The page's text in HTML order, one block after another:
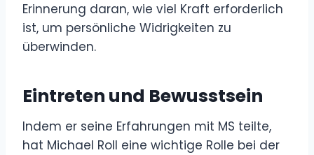
Erinnerung daran, wie viel Kraft erforderlich
ist, um persönliche Widrigkeiten zu
überwinden.
Eintreten und Bewusstsein
Indem er seine Erfahrungen mit MS teilte,
hat Michael Roll eine wichtige Rolle bei der